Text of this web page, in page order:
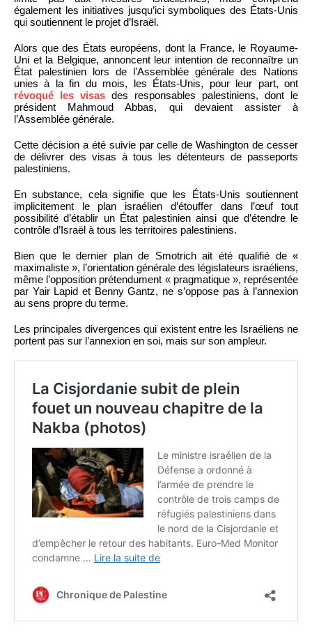
également les initiatives jusqu’ici symboliques des États-Unis
qui soutiennent le projet d’Israël.
Alors que des États européens, dont la France, le Royaume-
Uni et la Belgique, annoncent leur intention de reconnaître un
État palestinien lors de l’Assemblée générale des Nations
unies à la fin du mois, les États-Unis, pour leur part, ont
révoqué les visas des responsables palestiniens, dont le
président Mahmoud Abbas, qui devaient assister à
l’Assemblée générale.
Cette décision a été suivie par celle de Washington de cesser
de délivrer des visas à tous les détenteurs de passeports
palestiniens.
En substance, cela signifie que les États-Unis soutiennent
implicitement le plan israélien d’étouffer dans l’œuf tout
possibilité d’établir un État palestinien ainsi que d’étendre le
contrôle d’Israël à tous les territoires palestiniens.
Bien que le dernier plan de Smotrich ait été qualifié de «
maximaliste », l’orientation générale des législateurs israéliens,
même l’opposition prétendument « pragmatique », représentée
par Yair Lapid et Benny Gantz, ne s’oppose pas à l’annexion
au sens propre du terme.
Les principales divergences qui existent entre les Israéliens ne
portent pas sur l’annexion en soi, mais sur son ampleur.